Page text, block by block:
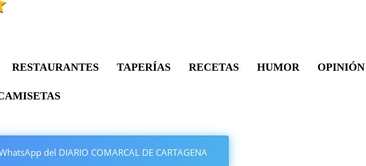
RESTAURANTES TAPERÍAS RECETAS HUMOR OPINIÓN
del DIARIO COMARCAL DE CARTAGENA